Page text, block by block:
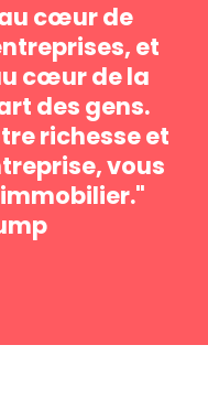
cœur de
et
cœur de la
des gens.
richesse et
vous